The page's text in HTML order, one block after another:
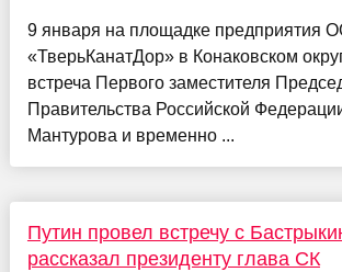
9 января на площадке предприятия
«ТверьКанатДор» в Конаковском
встреча Первого заместителя
Правительства Российской
Мантурова и временно ...
Путин провел встречу с
рассказал президенту глава СК